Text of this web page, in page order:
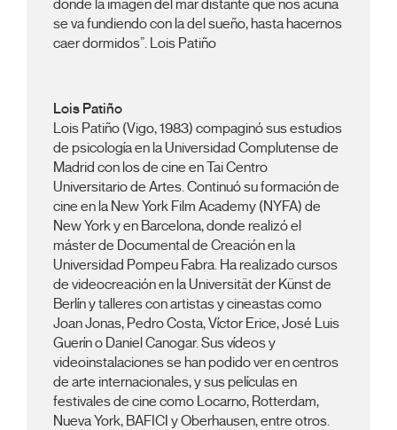
donde la imagen del mar distante que nos acuna
se va fundiendo con la del sueño, hasta hacernos
caer dormidos”. Lois Patiño
Lois Patiño
Lois Patiño (Vigo, 1983) compaginó sus estudios
de psicología en la Universidad Complutense de
Madrid con los de cine en Tai Centro
Universitario de Artes. Continuó su formación de
cine en la New York Film Academy (NYFA) de
New York y en Barcelona, donde realizó el
máster de Documental de Creación en la
Universidad Pompeu Fabra. Ha realizado cursos
de videocreación en la Universität der Künst de
Berlín y talleres con artistas y cineastas como
Joan Jonas, Pedro Costa, Víctor Erice, José Luis
Guerín o Daniel Canogar. Sus vídeos y
videoinstalaciones se han podido ver en centros
de arte internacionales, y sus películas en
festivales de cine como Locarno, Rotterdam,
Nueva York, BAFICI y Oberhausen, entre otros.